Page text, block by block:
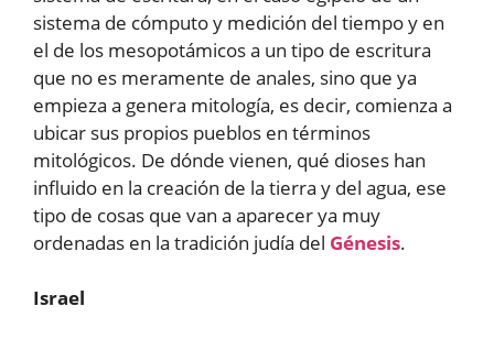
sistema de cómputo y medición del tiempo y en
el de los mesopotámicos a un tipo de escritura
que no es meramente de anales, sino que ya
empieza a genera mitología, es decir, comienza a
ubicar sus propios pueblos en términos
mitológicos. De dónde vienen, qué dioses han
influido en la creación de la tierra y del agua, ese
tipo de cosas que van a aparecer ya muy
ordenadas en la tradición judía del Génesis.
Israel